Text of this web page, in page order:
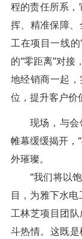
程的责任所系，
挥、精准保障、
工在项目一线
的“零距离”对接
地经销商一起
位，提升客户价
现场，与
帷幕缓缓揭开，
外璀璨。
“我们将以
目，为雅下水
工林芝项目团
斗热情。这既